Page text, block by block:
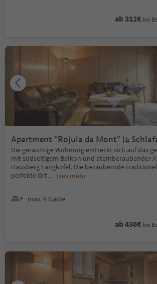
ab 312€ bei
Apartment “Rojula da Mont" (4
Die geräumige Wohnung erstreckt sich auf das
mit südseitigem Balkon und atemberaubender
Hausberg Langkofel. Die bezaubernde
perfekte Ort... Lies mehr
max. 9 Gäste
ab 436€ bei